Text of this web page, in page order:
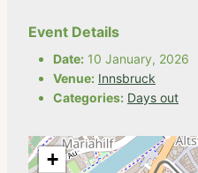
Event Details
Date: 10 January, 2026
Venue: Innsbruck
Categories: Days out
+